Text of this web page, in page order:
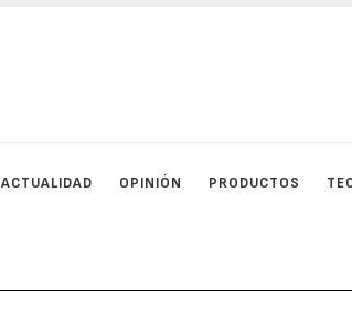
ACTUALIDAD OPINIÓN PRODUCTOS